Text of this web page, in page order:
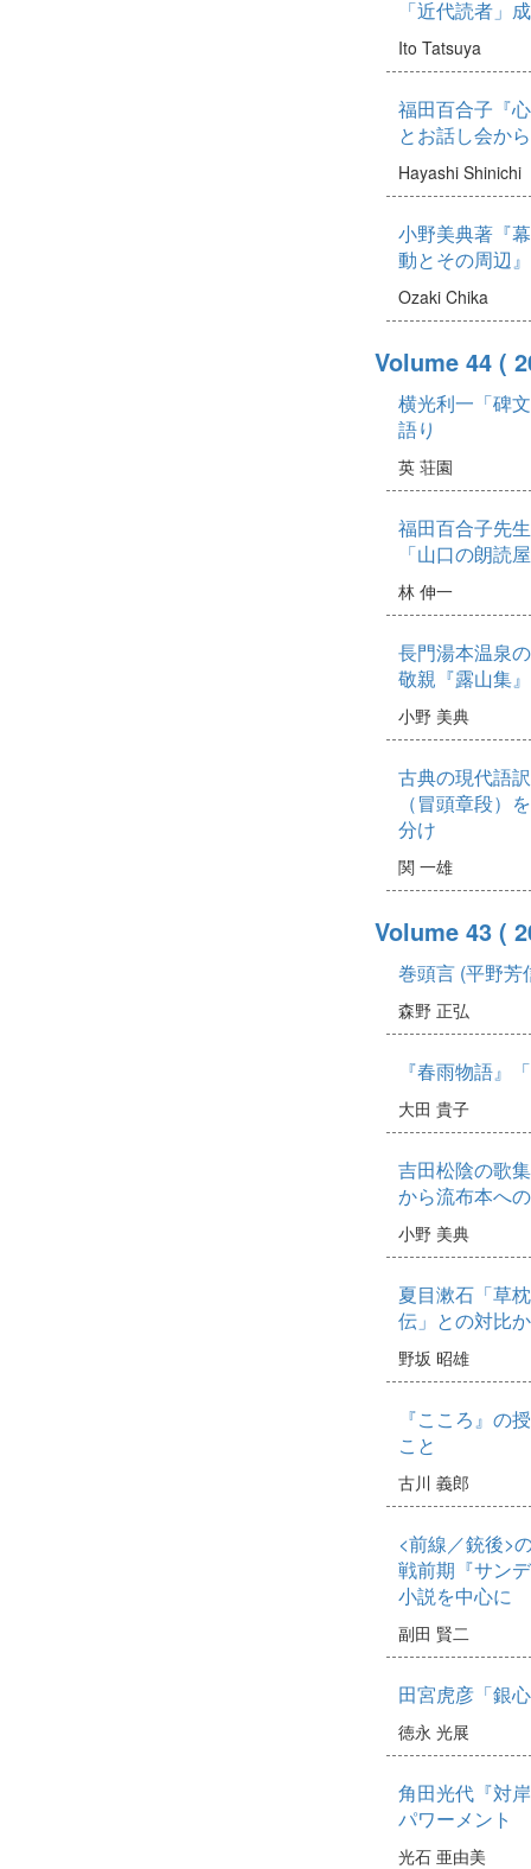
「近代読者」
Ito Tatsuya
福田百合子『
とお話し会か
Hayashi Shinichi
小野美典著『
動とその周辺』
Ozaki Chika
Volume 44 (
横光利一「碑
語り
英 荘園
福田百合子先
「山口の朗読
林 伸一
長門湯本温泉
敬親『露山集
小野 美典
古典の現代語
（冒頭章段）
分け
関 一雄
Volume 43 (
巻頭言 (平野芳
森野 正弘
『春雨物語』
大田 貴子
吉田松陰の歌
から流布本へ
小野 美典
夏目漱石「草
伝」との対比
野坂 昭雄
『こころ』の
こと
古川 義郎
<前線／銃後>
戦前期『サン
小説を中心に
副田 賢二
田宮虎彦「銀
徳永 光展
角田光代『対
パワーメント
光石 亜由美